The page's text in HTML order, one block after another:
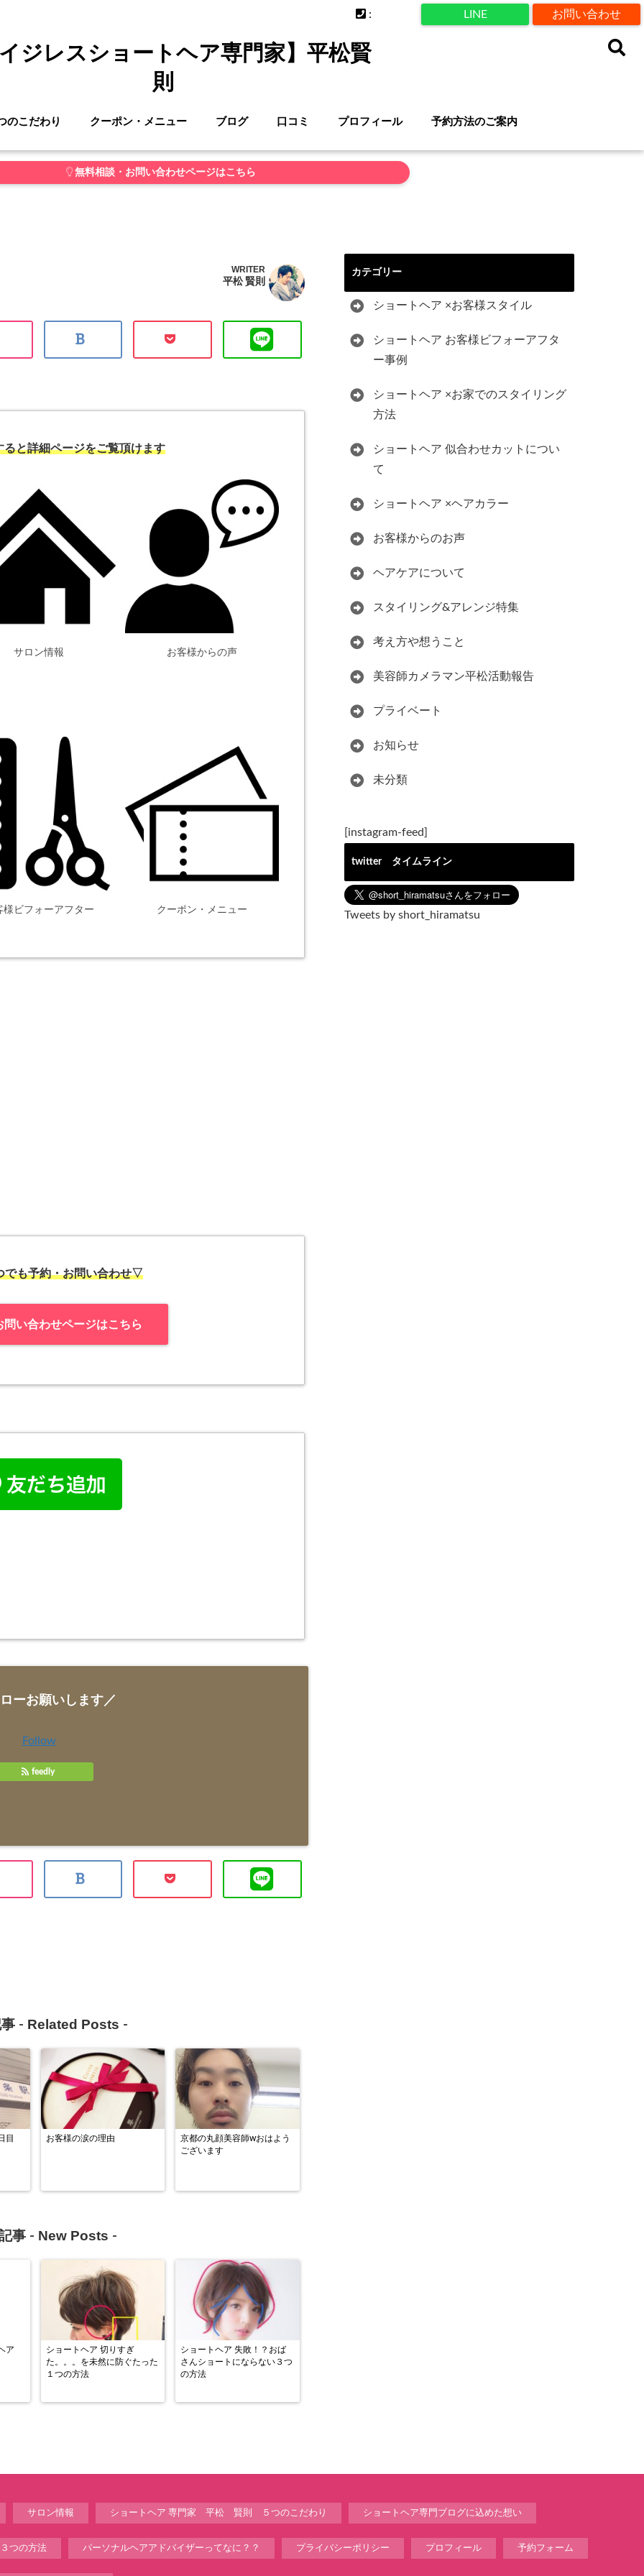
お問い合わせ
LINE
:
ジレスショートヘア専門家】平松賢
則
のこだわり クーポン・メニュー ブログ 口コミ プロフィール 予約方法のご案内
無料相談・お問い合わせページはこちら
WRITER
平松 賢則
ると詳細ページをご覧頂けます
サロン情報 お客様からの声
様ビフォーアフター クーポン・メニュー
も予約・お問い合わせ▽
問い合わせページはこちら
ーお願いします／
Follow
feedly
- Related Posts -
目 お客様の涙の理由
京都の丸顔美容師wおはよう
ございます
事 - New Posts -
ア
ショートヘア 切りすぎ
た。。。を未然に防ぐたった
１つの方法
ショートヘア 失敗！？おば
さんショートにならない３つ
の方法
カテゴリー
ショートヘア ×お客様スタイル
ショートヘア お客様ビフォーアフタ
ー事例
ショートヘア ×お家でのスタイリング
方法
ショートヘア 似合わせカットについ
て
ショートヘア ×ヘアカラー
お客様からのお声
ヘアケアについて
スタイリング&アレンジ特集
考え方や想うこと
美容師カメラマン平松活動報告
プライベート
お知らせ
未分類
[instagram-feed]
twitter タイムライン
Tweets by short_hiramatsu
サロン情報 ショートヘア 専門家 平松 賢則 ５つのこだわり ショートヘア専門ブログに込めた想い
つの方法 パーソナルヘアアドバイザーってなに？？ プライバシーポリシー プロフィール 予約フォーム